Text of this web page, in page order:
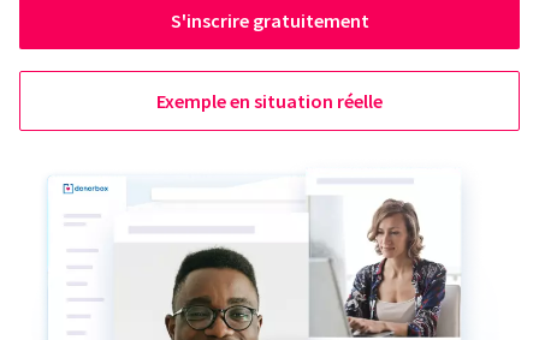
S'inscrire gratuitement
Exemple en situation réelle